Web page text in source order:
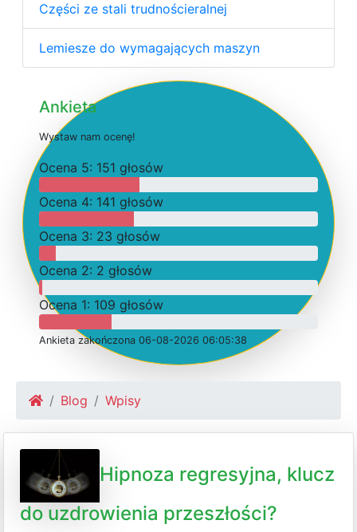
Części ze stali trudnościeralnej
Lemiesze do wymagających maszyn
Ankieta
Wystaw nam ocenę!
Ocena 5: 151 głosów
Ocena 4: 141 głosów
Ocena 3: 23 głosów
Ocena 2: 2 głosów
Ocena 1: 109 głosów
Ankieta zakończona 06-08-2026 06:05:38
Blog Wpisy
Hipnoza regresyjna, klucz
do uzdrowienia przeszłości?